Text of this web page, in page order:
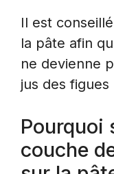
Il est
la pâte afin
ne devienne
jus des
Pourquoi
couche